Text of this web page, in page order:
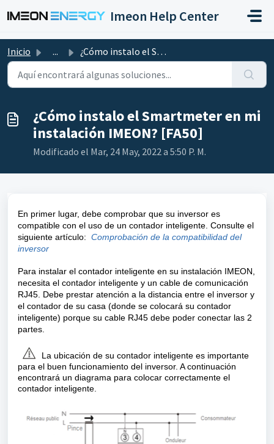
Imeon Help Center
Inicio ... ¿Cómo instalo el Smartmeter en mi instalación IMEON? [FA50]
¿Cómo instalo el Smartmeter en mi
instalación IMEON? [FA50]
Modificado el Mar, 24 May, 2022 a 5:50 P. M.
En primer lugar, debe comprobar que su inversor es
compatible con el uso de un contador inteligente. Consulte el
siguiente artículo: Comprobación de la compatibilidad del
inversor
Para instalar el contador inteligente en su instalación IMEON,
necesita el contador inteligente y un cable de comunicación
RJ45. Debe prestar atención a la distancia entre el inversor y
el contador de su casa (donde se colocará su contador
inteligente) porque su cable RJ45 debe poder conectar las 2
partes.
La ubicación de su contador inteligente es importante
para el buen funcionamiento del inversor. A continuación
encontrará un diagrama para colocar correctamente el
contador inteligente.